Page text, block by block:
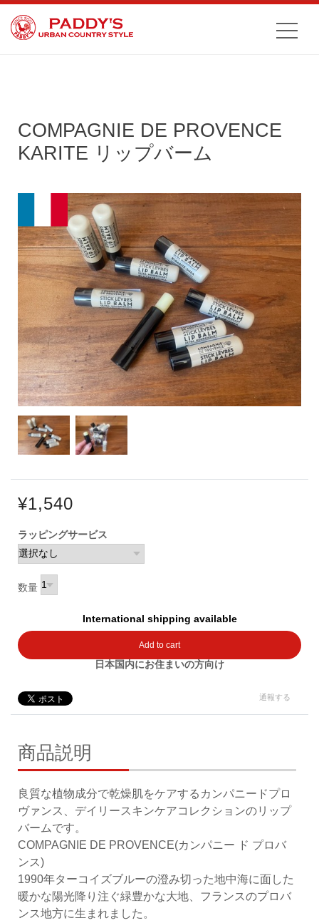
COMPAGNIE DE PROVENCE
KARITE リップバーム
¥1,540
ラッピングサービス
数量
International shipping available
Add to cart
日本国内にお住まいの方向け
通報する
商品説明
良質な植物成分で乾燥肌をケアするカンパニードプロ
ヴァンス、デイリースキンケアコレクションのリップ
バームです。
COMPAGNIE DE PROVENCE(カンパニー ド プロバ
ンス)
1990年ターコイズブルーの澄み切った地中海に面した
暖かな陽光降り注ぐ緑豊かな大地、フランスのプロバ
ンス地方に生まれました。